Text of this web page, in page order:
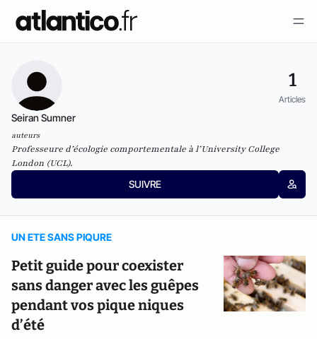
1
Articles
Seiran Sumner
auteurs
Professeure d’écologie comportementale à l’University College
London (UCL).
SUIVRE
UN ETE SANS PIQURE
Petit guide pour coexister
sans danger avec les guêpes
pendant vos pique niques
d’été